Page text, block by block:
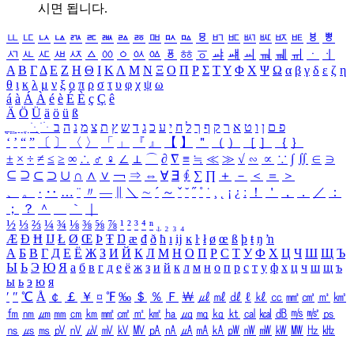
시면 됩니다.
ㅥ ㅦ ㅧ ㅨ ㅩ ㅪ ㅫ ㅬ ㅭ ㅮ ㅯ ㅰ ㅱ ㅲ ㅳ ㅴ ㅵ ㅶ ㅷ ㅸ
ㅹ
ㅺ ㅻ ㅼ ㅽ ㅾ ㅿ ㆀ ㆁ ㆂ ㆃ ㆄ ㆅ ㆆ ㆇ ㆈ ㆉ ㆊ ㆋ ㆌ ㆍ
ㆎ
Α Β ΓΔ Ε Ζ Η Θ Ι ΚΛ Μ Ν Ξ Ο Π Ρ Σ ΤΥ Φ Χ Ψ Ω α β γ δ ε ζ η
θ ι κ λ μ ν ξ ο π ρ σ τ υ φ χ ψ ω
á à Á À é è É È ç Ç ê
Ä Ö Ü ä ö ü ß
ִֶֹ ֻּ ׁׂ פ ם ן ו ט א ר ק ף ך ל ח י ע כ ג ד ש ץ ת צ מ נ ה ב
‘ ’ “ ” 〔 〕 〈 〉 「 」 『 』 【 】 ＂ （ ） ［ ］ ｛ ｝
± × ÷ ≠ ≤ ≥ ∞ ∴ ♂ ♀ ∠ ⊥ ⌒ ∂ ∇ ≡ ≒ ≪ ≫ √ ∽ ∝ ∵ ∫ ∬ ∈ ∋
⊆ ⊇ ⊂ ⊃ ∪ ∩ ∧ ∨ ￢ ⇒ ⇔ ∀ ∃ ∮ ∑ ∏ ＋ － ＜ ＝
＞
、
。 · ‥ … ¨ 〃 ― ＼ ∼ ´ ～ ˇ ˘ ˝ ˚ ˙ ¸ ¡ ¿ ː ！ ＇ ， ． ／
：
；
？ ＾ ｀
½ ⅓ ⅔ ¼ ¾ ⅛ ⅜ ⅝ ⅞ ¹ ² ³ ⁴ ⁿ ₁ ₂ ₃ ₄
Æ Ð Ħ Ĳ Ł Ø Œ Þ Ŧ Ŋ æ đ ð ħ ı ĳ ĸ ŀ ł ø œ ß þ ŧ ŋ ŉ
А Б В Г Д Е Ё Ж З И Й К Л М Н О П Р С Т У Ф Х Ц Ч Ш Щ Ъ
Ы Ь Э Ю Я а б в г д е ё ж з и й к л м н о п р с т у ф х ц ч ш щ ъ
ы ь э ю я
′ ″ ℃ Å ￠ ￡ ￥ ¤ ℉ ‰ ＄ ％ Ｆ ￦ ㎕ ㎖ ㎗ ℓ ㎘ ㏄ ㎣ ㎤ ㎥ ㎦
㎙ ㎚ ㎛ ㎜ ㎝ ㎞ ㎟ ㎠ ㎡ ㎢ ㏊ ㎍ ㎎ ㎏ ㏏ ㎈ ㎉ ㏈ ㎧ ㎨ ㎰
㎱ ㎲ ㎳ ㎴ ㎵ ㎶ ㎷ ㎸ ㎹ ㎀ ㎁ ㎂ ㎃ ㎄ ㎺ ㎻ ㎽ ㎾ ㎿ ㎐ ㎑